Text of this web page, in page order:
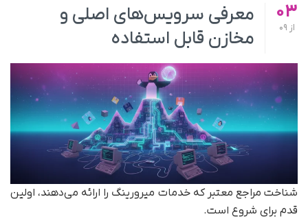
03
از
معرفی سرویس‌های اصلی و
مخازن قابل استفاده
شناخت مراجع معتبر که خدمات میرورینگ را ارائه می‌دهند، اولین
قدم برای شروع است.